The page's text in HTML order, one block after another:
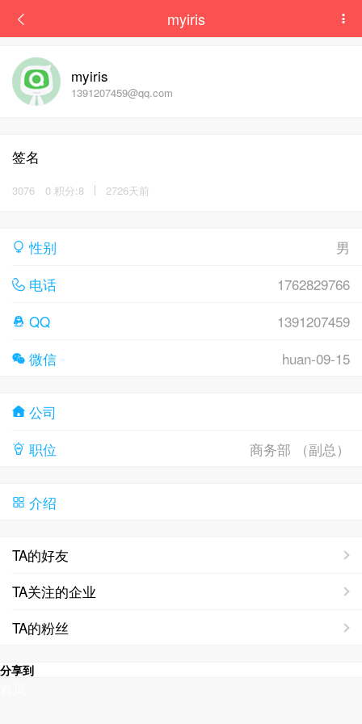
myiris
myiris
1391207459@qq.com
签名
3076 0 积分:8 2726天前
性别
男
电话
1762829766
QQ
1391207459
微信
huan-09-15
公司
职位
商务部 （副总）
介绍
TA的好友
TA关注的企业
TA的粉丝
分享到